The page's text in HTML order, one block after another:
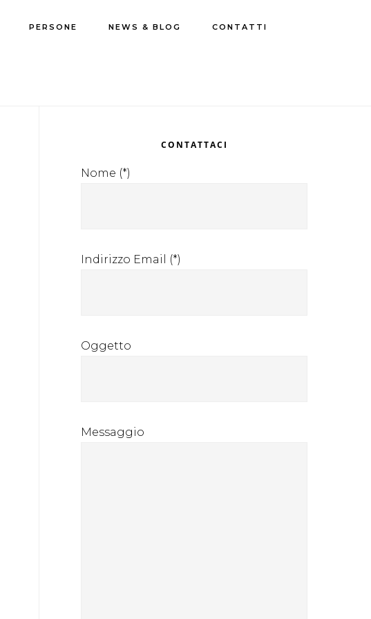
PERSONE NEWS & BLOG CONTATTI
CONTATTACI
Nome (*)
Indirizzo Email (*)
Oggetto
Messaggio